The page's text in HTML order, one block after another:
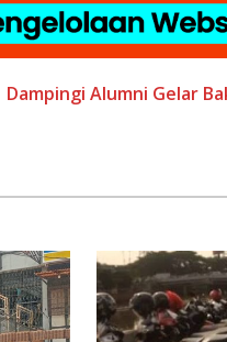
Dampingi Alumni Gelar